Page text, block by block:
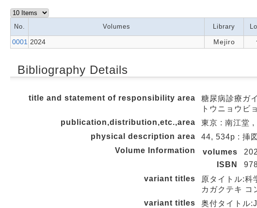
No. Volumes Library
0001 2024 Mejiro
Bibliography Details
title and statement of responsibility area
糖尿病診療ガ
トウニョウビ
publication,distribution,etc.,area
東京 : 南江堂 ,
physical description area
44, 534p : 挿
Volume Information
volumes
ISBN
variant titles
原タイトル:科
カガクテキ コ
variant titles
奥付タイトル